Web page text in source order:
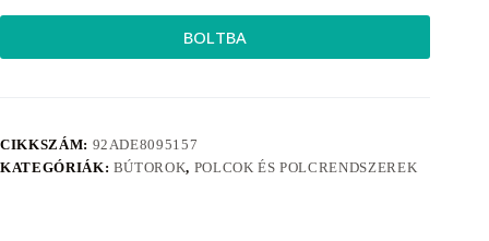
BOLTBA
CIKKSZÁM: 92ADE8095157
KATEGÓRIÁK: BÚTOROK, POLCOK ÉS POLCRENDSZEREK